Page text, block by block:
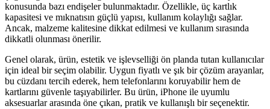
konusunda bazı endişeler bulunmaktadır. Özellikle, üç kartlık
kapasitesi ve mıknatısın güçlü yapısı, kullanım kolaylığı sağlar.
Ancak, malzeme kalitesine dikkat edilmesi ve kullanım sırasında
dikkatli olunması önerilir.
Genel olarak, ürün, estetik ve işlevselliği ön planda tutan kullanıcılar
için ideal bir seçim olabilir. Uygun fiyatlı ve şık bir çözüm arayanlar,
bu cüzdanı tercih ederek, hem telefonlarını koruyabilir hem de
kartlarını güvenle taşıyabilirler. Bu ürün, iPhone ile uyumlu
aksesuarlar arasında öne çıkan, pratik ve kullanışlı bir seçenektir.